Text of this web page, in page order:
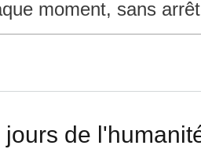
moment, sans
de